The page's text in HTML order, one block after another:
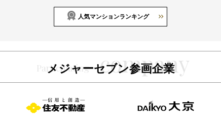
人気マンションランキング
メジャーセブン参画企業